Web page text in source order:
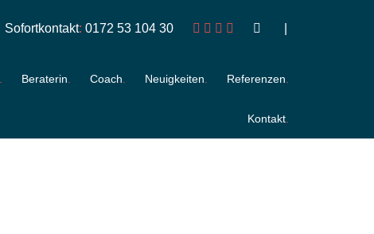
Sofortkontakt: 0172 53 104 30
Beraterin Coach Neuigkeiten Referenzen
Kontakt